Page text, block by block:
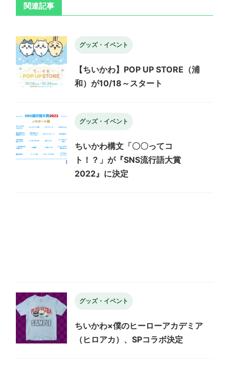
関連記事
グッズ・イベント
【ちいかわ】POP UP STORE（浦
和）が10/18～スタート
グッズ・イベント
ちいかわ構文「〇〇ってコ
ト！？」が『SNS流行語大賞
2022』に決定
グッズ・イベント
ちいかわ×僕のヒーローアカデミア
（ヒロアカ）、SPコラボ決定